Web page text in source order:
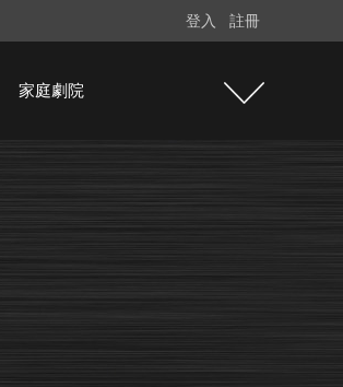
登入 註冊
家庭劇院